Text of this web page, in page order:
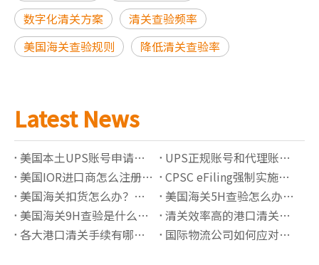
数字化清关方案
清关查验频率
美国海关查验规则
降低清关查验率
Latest News
美国本土UPS账号申请指南：独立备案账号有哪些优势？
UPS正规账号和代理账号有什么区别？如何选择更稳定的UPS账号服务
美国IOR进口商怎么注册？2026最新要求解析
CPSC eFiling强制实施后如何完成电子申报？
美国海关扣货怎么办？常见原因与处理流程详解
美国海关5H查验怎么办？流程、原因与快速放行指南
美国海关9H查验是什么意思？锁货后如何快速处理
清关效率高的港口清关公司有哪些推荐？
各大港口清关手续有哪些必须准备的资料？
国际物流公司如何应对高全境清关查验率？